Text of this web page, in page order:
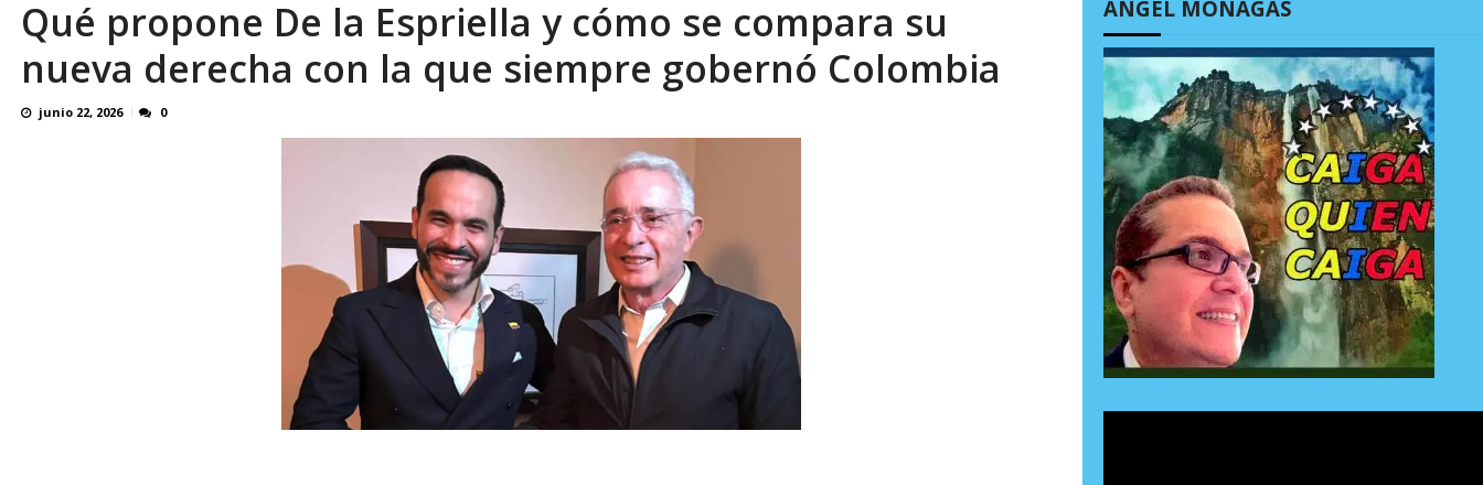
¿QUE PROTEGES TU? Por: Miguel Ángel León R AGOSTO 8, 2026
Qué propone De la Espriella y cómo se compara su
nueva derecha con la que siempre gobernó Colombia
junio 22, 2026 0
ÁNGEL MONAGAS